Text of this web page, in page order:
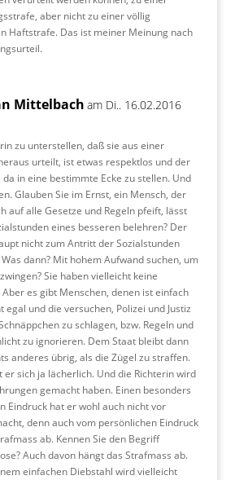
aber nicht zu einer völlig
Haftstrafe. Das ist meiner Meinung nach
Mittelbach am Di.. 16.02.2016
zu unterstellen, daß sie aus einer
urteilt, ist etwas respektlos und der
da in eine bestimmte Ecke zu stellen. Und
Glauben Sie im Ernst, ein Mensch, der
auf alle Gesetze und Regeln pfeift, lässt
eines besseren belehren? Der
nicht zum Antritt der Sozialstunden
dann? Mit hohem Aufwand suchen, um
Sie haben vielleicht keine
es gibt Menschen, denen ist einfach
egal und die versuchen, Polizei und Justiz
zu schlagen, bzw. Regeln und
zu ignorieren. Dem Staat bleibt dann
anderes übrig, als die Zügel zu straffen.
er sich ja lächerlich. Und die Richterin wird
gemacht haben. Einen besonders
Eindruck hat er wohl auch nicht vor
denn auch vom persönlichen Eindruck
ab. Kennen Sie den Begriff
Auch davon hängt das Strafmass ab.
einfachen Diebstahl wird vielleicht